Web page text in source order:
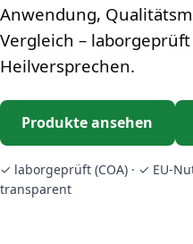
Anwendung,
Vergleich –
Heilversprechen.
Produkte ansehen
✓ laborgeprüft (COA) · ✓ EU-
transparent